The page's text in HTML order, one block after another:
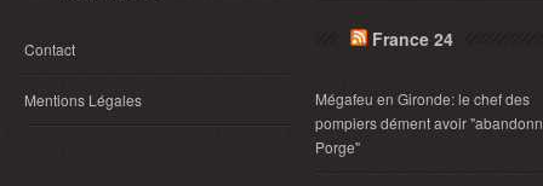
Contact
Mentions Légales
France 24
Mégafeu en Gironde: le chef des
pompiers dément avoir
Porge"